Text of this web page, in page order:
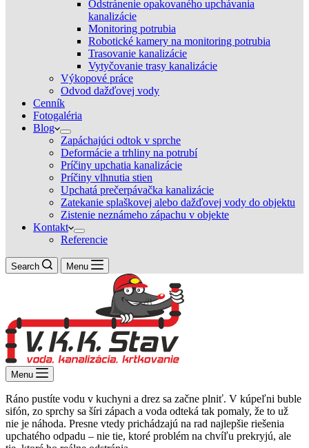
Odstránenie opakovaného upchávania
kanalizácie
Monitoring potrubia
Robotické kamery na monitoring potrubia
Trasovanie kanalizácie
Vytyčovanie trasy kanalizácie
Výkopové práce
Odvod dažďovej vody
Cenník
Fotogaléria
Blog
Zapáchajúci odtok v sprche
Deformácie a trhliny na potrubí
Príčiny upchatia kanalizácie
Príčiny vlhnutia stien
Upchatá prečerpávačka kanalizácie
Zatekanie splaškovej alebo dažďovej vody do objektu
Zistenie neznámeho zápachu v objekte
Kontakt
Referencie
Search Menu
Menu
Ráno pustíte vodu v kuchyni a drez sa začne plniť. V kúpeľni buble
sifón, zo sprchy sa šíri zápach a voda odteká tak pomaly, že to už
nie je náhoda. Presne vtedy prichádzajú na rad najlepšie riešenia
upchatého odpadu – nie tie, ktoré problém na chvíľu prekryjú, ale